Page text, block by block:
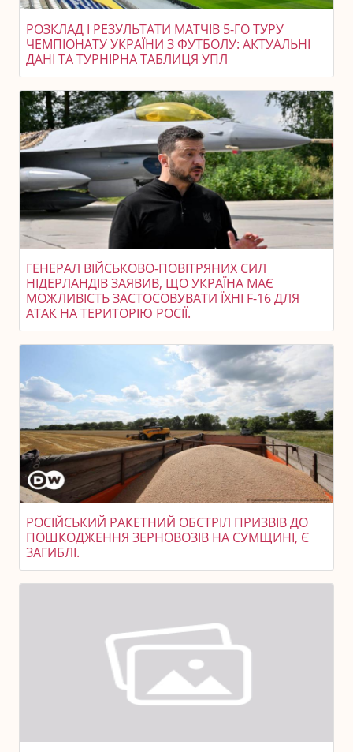
РОЗКЛАД І РЕЗУЛЬТАТИ МАТЧІВ 5-ГО ТУРУ
ЧЕМПІОНАТУ УКРАЇНИ З ФУТБОЛУ: АКТУАЛЬНІ
ДАНІ ТА ТУРНІРНА ТАБЛИЦЯ УПЛ
ГЕНЕРАЛ ВІЙСЬКОВО-ПОВІТРЯНИХ СИЛ
НІДЕРЛАНДІВ ЗАЯВИВ, ЩО УКРАЇНА МАЄ
МОЖЛИВІСТЬ ЗАСТОСОВУВАТИ ЇХНІ F-16 ДЛЯ
АТАК НА ТЕРИТОРІЮ РОСІЇ.
РОСІЙСЬКИЙ РАКЕТНИЙ ОБСТРІЛ ПРИЗВІВ ДО
ПОШКОДЖЕННЯ ЗЕРНОВОЗІВ НА СУМЩИНІ, Є
ЗАГИБЛІ.